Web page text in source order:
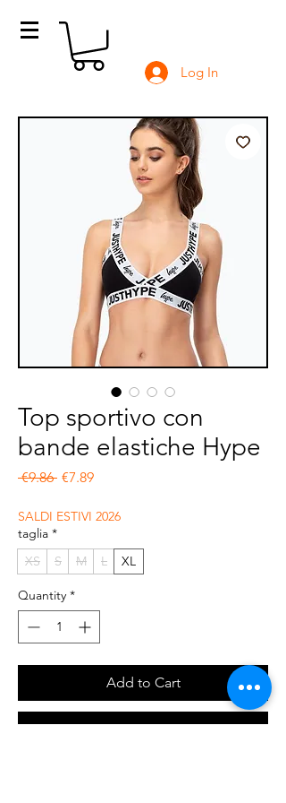
Log In
Top sportivo con
bande elastiche Hype
€9.86 Regular Price
€7.89Sale Price
SALDI ESTIVI 2026
taglia *
XS
S M L XL
Quantity *
Add to Cart